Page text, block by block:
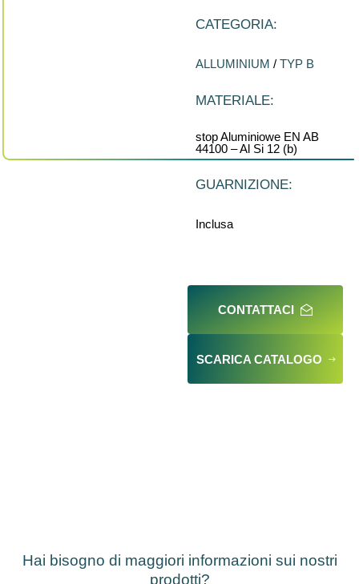
CATEGORIA:
ALLUMINIUM / TYP B
MATERIALE:
stop Aluminiowe EN AB
44100 – Al Si 12 (b)
GUARNIZIONE:
Inclusa
CONTATTACI
SCARICA CATALOGO
Hai bisogno di maggiori informazioni sui nostri
prodotti?